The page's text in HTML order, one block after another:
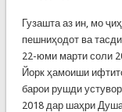
Гузашта аз ин, мо
пешниҳодот ва
22-юми марти соли
Йорк ҳамоиши
барои рушди
2018 дар шаҳри